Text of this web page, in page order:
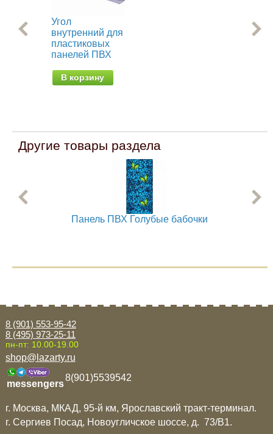
Угол
внутренний для
пластиковых
панелей ПВХ
В корзину
Другие товары раздела
Панель ПВХ Голубые бабочки
8 (901) 553-95-42
8 (495) 973-25-11
пн-пт: 10.00-19.00
shop@lazarty.ru
messengers
8(901)5539542
г. Москва, МКАД, 95-й км, Ярославский тракт-терминал.
г. Сергиев Посад, Новоугличское шоссе, д. 73/B1.